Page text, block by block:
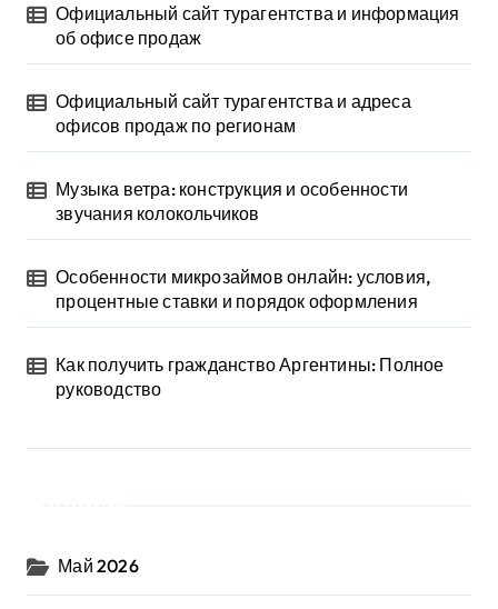
Официальный сайт турагентства и информация
об офисе продаж
Официальный сайт турагентства и адреса
офисов продаж по регионам
Музыка ветра: конструкция и особенности
звучания колокольчиков
Особенности микрозаймов онлайн: условия,
процентные ставки и порядок оформления
Как получить гражданство Аргентины: Полное
руководство
Май 2026